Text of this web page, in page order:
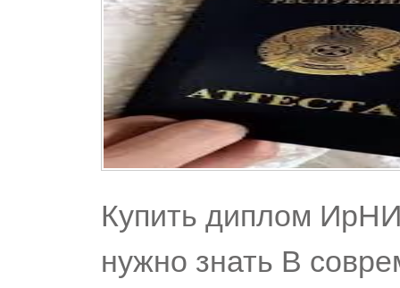
Купить диплом
нужно знать В